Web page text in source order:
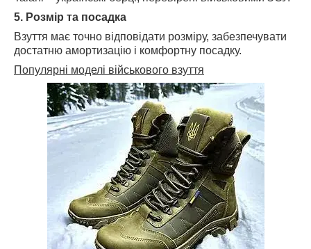
5. Розмір та посадка
Взуття має точно відповідати розміру, забезпечувати
достатню амортизацію і комфортну посадку.
Популярні моделі військового взуття